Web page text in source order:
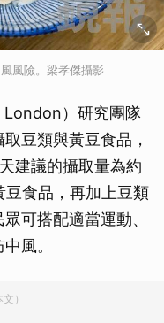
風險。梁孝傑攝影
）研究團隊
豆類與黃豆食品，
建議的攝取量為約
食品，再加上豆類
可搭配適當運動、
風。
）